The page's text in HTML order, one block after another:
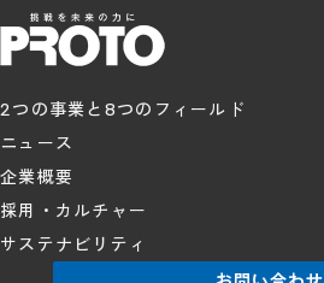
2つの事業と8つのフィールド
ニュース
企業概要
採用・カルチャー
サステナビリティ